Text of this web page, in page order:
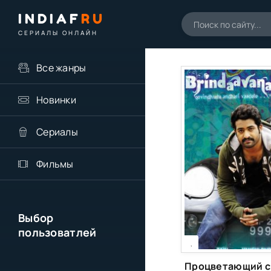
INDIAFRU
СЕРИАЛЫ ОНЛАЙН
Все жанры
Новинки
Сериалы
Фильмы
Выбор
пользоватлей
[xfgiven_season]
,[/xfgiven_season]